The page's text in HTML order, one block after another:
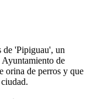
de 'Pipiguau', un
de
orina de perros y que